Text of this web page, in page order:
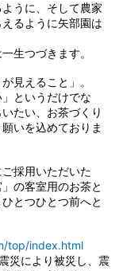
うに、そして農家
るように矢部園は
生つづきます。
見えること」。
というだけでな
たい、お茶づくり
いを込めておりま
採用いただいた
の客室用のお茶と
とつひとつ前へと
top/index.html
災により被災し、震